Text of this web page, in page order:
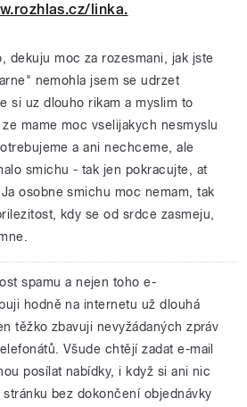
linka.
dekuju moc za rozesmani, jak jste
nemohla jsem se udrzet
si uz dlouho rikam a myslim to
mame moc vselijakych nesmyslu
a ani nechceme, ale
smichu - tak jen pokracujte, at
osobne smichu moc nemam, tak
kdy se od srdce zasmeju,
spamu a nejen toho e-
hodně na internetu už dlouhá
těžko zbavuji nevyžádaných zpráv
Všude chtějí zadat e-mail
posílat nabídky, i když si ani nic
bez dokončení objednávky